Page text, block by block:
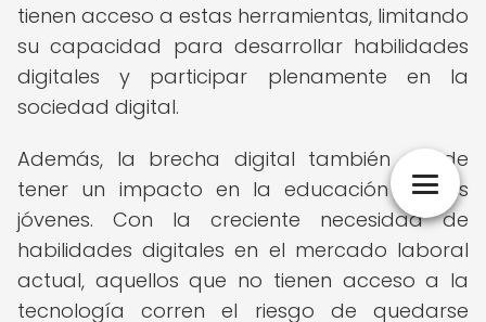
tienen acceso a estas herramientas, limitando
su capacidad para desarrollar habilidades
digitales y participar plenamente en la
sociedad digital.
Además, la brecha digital también puede
tener un impacto en la educación de los
jóvenes. Con la creciente necesidad de
habilidades digitales en el mercado laboral
actual, aquellos que no tienen acceso a la
tecnología corren el riesgo de quedarse